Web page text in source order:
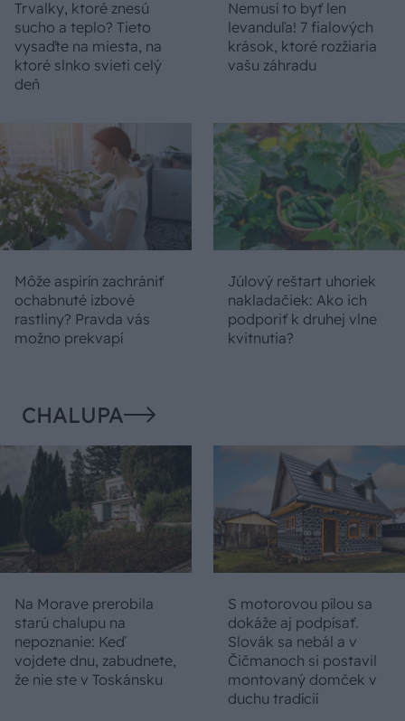
Trvalky, ktoré znesú
sucho a teplo? Tieto
vysaďte na miesta, na
ktoré slnko svieti celý
deň
Nemusí to byť len
levanduľa! 7 fialových
krások, ktoré rozžiaria
vašu záhradu
Môže aspirín zachrániť
ochabnuté izbové
rastliny? Pravda vás
možno prekvapí
Júlový reštart uhoriek
nakladačiek: Ako ich
podporiť k druhej vlne
kvitnutia?
CHALUPA
Na Morave prerobila
starú chalupu na
nepoznanie: Keď
vojdete dnu, zabudnete,
že nie ste v Toskánsku
S motorovou pílou sa
dokáže aj podpísať.
Slovák sa nebál a v
Čičmanoch si postavil
montovaný domček v
duchu tradícií